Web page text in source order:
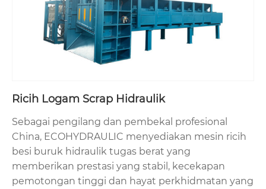
Ricih Logam Scrap Hidraulik
Sebagai pengilang dan pembekal profesional
China, ECOHYDRAULIC menyediakan mesin ricih
besi buruk hidraulik tugas berat yang
memberikan prestasi yang stabil, kecekapan
pemotongan tinggi dan hayat perkhidmatan yang